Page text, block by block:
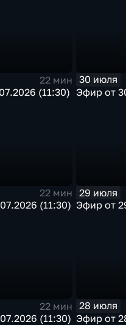
22 мин
(11:30)
30 июля
Эфир от
22 мин
(11:30)
29 июля
Эфир от
22 мин
(11:30)
28 июля
Эфир от